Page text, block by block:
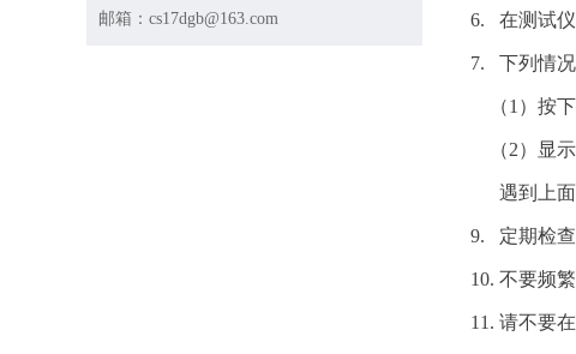
邮箱：cs17dgb@163.com
6. 在测试仪
7. 下列情况
（1）按下
（2）显示
遇到上面
9. 定期检查
10. 不要频
11. 请不要